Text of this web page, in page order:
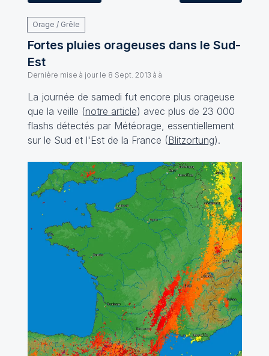
Orage / Grêle
Fortes pluies orageuses dans le Sud-
Est
Dernière mise à jour le 8 Sept. 2013 à à
La journée de samedi fut encore plus orageuse
que la veille (notre article) avec plus de 23 000
flashs détectés par Météorage, essentiellement
sur le Sud et l'Est de la France (Blitzortung).